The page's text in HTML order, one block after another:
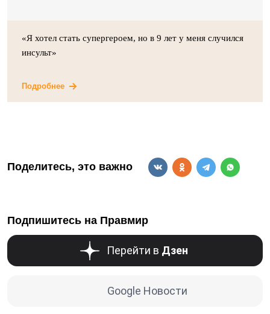
«Я хотел стать супергероем, но в 9 лет у меня случился
инсульт»
Подробнее
Поделитесь, это важно
Подпишитесь на Правмир
Перейти в Дзен
Google Новости